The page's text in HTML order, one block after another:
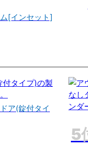
[インセット]
ア(錠付タイ